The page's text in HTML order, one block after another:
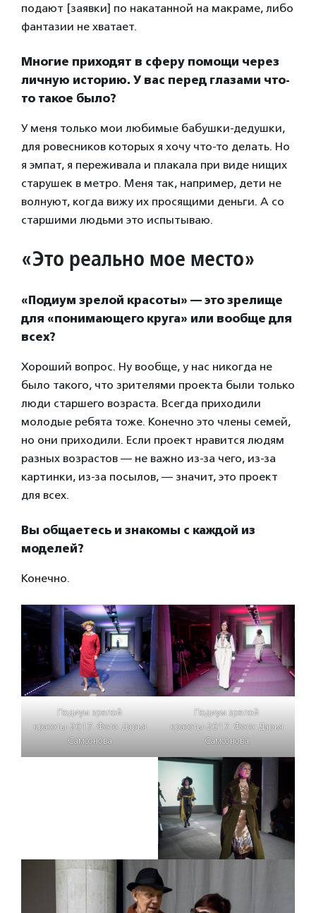
подают [заявки] по накатанной на макраме, либо
фантазии не хватает.
Многие приходят в сферу помощи через
личную историю. У вас перед глазами что-
то такое было?
У меня только мои любимые бабушки-дедушки,
для ровесников которых я хочу что-то делать. Но
я эмпат, я переживала и плакала при виде нищих
старушек в метро. Меня так, например, дети не
волнуют, когда вижу их просящими деньги. А со
старшими людьми это испытываю.
«Это реально мое место»
«Подиум зрелой красоты» — это зрелище
для «понимающего круга» или вообще для
всех?
Хороший вопрос. Ну вообще, у нас никогда не
было такого, что зрителями проекта были только
люди старшего возраста. Всегда приходили
молодые ребята тоже. Конечно это члены семей,
но они приходили. Если проект нравится людям
разных возрастов — не важно из-за чего, из-за
картинки, из-за посылов, — значит, это проект
для всех.
Вы общаетесь и знакомы с каждой из
моделей?
Конечно.
Подиум зрелой
красоты-2017. Фото: Дарья
Самсонова
Подиум зрелой
красоты-2017. Фото: Дарья
Самсонова